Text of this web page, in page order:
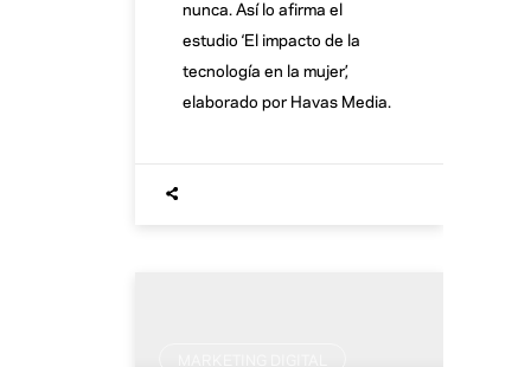
nunca. Así lo afirma el
estudio ‘El impacto de la
tecnología en la mujer’,
elaborado por Havas Media.